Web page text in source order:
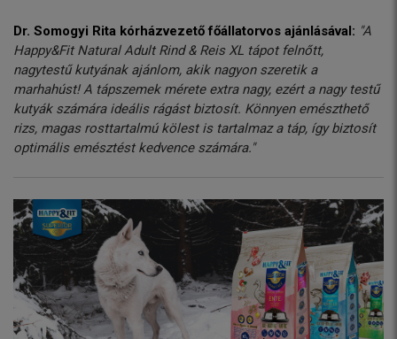
Dr. Somogyi Rita kórházvezető főállatorvos ajánlásával: "A
Happy&Fit Natural Adult Rind & Reis XL tápot felnőtt,
nagytestű kutyának ajánlom, akik nagyon szeretik a
marhahúst! A tápszemek mérete extra nagy, ezért a nagy testű
kutyák számára ideális rágást biztosít. Könnyen emészthető
rizs, magas rosttartalmú kölest is tartalmaz a táp, így biztosít
optimális emésztést kedvence számára."